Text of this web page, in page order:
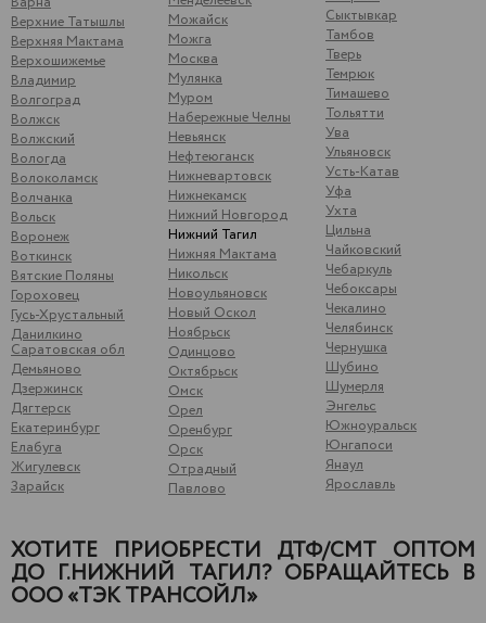
Верхние Татышлы
Верхняя Мактама
Верхошижемье
Владимир
Волгоград
Волжск
Волжский
Вологда
Волоколамск
Волчанка
Вольск
Воронеж
Воткинск
Вятские Поляны
Гороховец
Гусь-Хрустальный
Данилкино
Саратовская обл
Демьяново
Дзержинск
Дягтерск
Екатеринбург
Елабуга
Жигулевск
Зарайск
Можайск
Можга
Москва
Мулянка
Муром
Набережные Челны
Невьянск
Нефтеюганск
Нижневартовск
Нижнекамск
Нижний Новгород
Нижний Тагил
Нижняя Мактама
Никольск
Новоульяновск
Новый Оскол
Ноябрьск
Одинцово
Октябрьск
Омск
Орел
Оренбург
Орск
Отрадный
Павлово
Сыктывкар
Тамбов
Тверь
Темрюк
Тимашево
Тольятти
Ува
Ульяновск
Усть-Катав
Уфа
Ухта
Цильна
Чайковский
Чебаркуль
Чебоксары
Чекалино
Челябинск
Чернушка
Шубино
Шумерля
Энгельс
Южноуральск
Юнгапоси
Янаул
Ярославль
ХОТИТЕ ПРИОБРЕСТИ ДТФ/СМТ ОПТОМ
ДО Г.НИЖНИЙ ТАГИЛ? ОБРАЩАЙТЕСЬ В
ООО «ТЭК ТРАНСОЙЛ»